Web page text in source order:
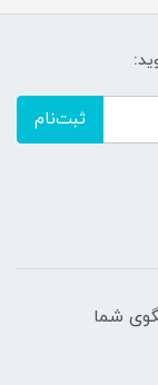
ثبت‌نام
ساعت 9 الی 17 پاسخگوی شما